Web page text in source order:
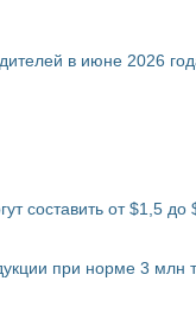
в июне 2026
составить от $1,5 до
при норме 3 млн